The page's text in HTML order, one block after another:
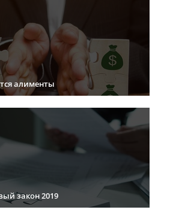
алименты
закон 2019